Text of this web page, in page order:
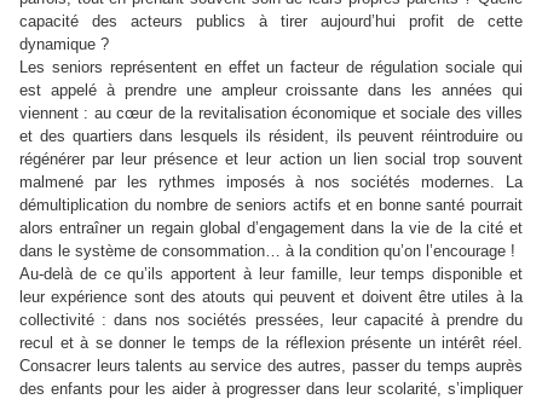
capacité des acteurs publics à tirer aujourd’hui profit de cette
dynamique ?
Les seniors représentent en effet un facteur de régulation sociale qui
est appelé à prendre une ampleur croissante dans les années qui
viennent : au cœur de la revitalisation économique et sociale des villes
et des quartiers dans lesquels ils résident, ils peuvent réintroduire ou
régénérer par leur présence et leur action un lien social trop souvent
malmené par les rythmes imposés à nos sociétés modernes. La
démultiplication du nombre de seniors actifs et en bonne santé pourrait
alors entraîner un regain global d’engagement dans la vie de la cité et
dans le système de consommation… à la condition qu’on l’encourage !
Au-delà de ce qu’ils apportent à leur famille, leur temps disponible et
leur expérience sont des atouts qui peuvent et doivent être utiles à la
collectivité : dans nos sociétés pressées, leur capacité à prendre du
recul et à se donner le temps de la réflexion présente un intérêt réel.
Consacrer leurs talents au service des autres, passer du temps auprès
des enfants pour les aider à progresser dans leur scolarité, s’impliquer